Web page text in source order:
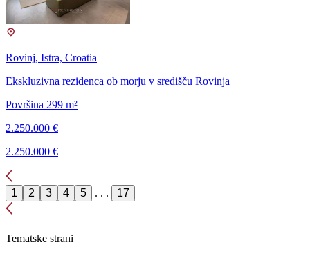
Rovinj, Istra, Croatia
Ekskluzivna rezidenca ob morju v središču Rovinja
Površina 299 m²
2.250.000 €
2.250.000 €
1 2 3 4 5 . . . 17
Tematske strani